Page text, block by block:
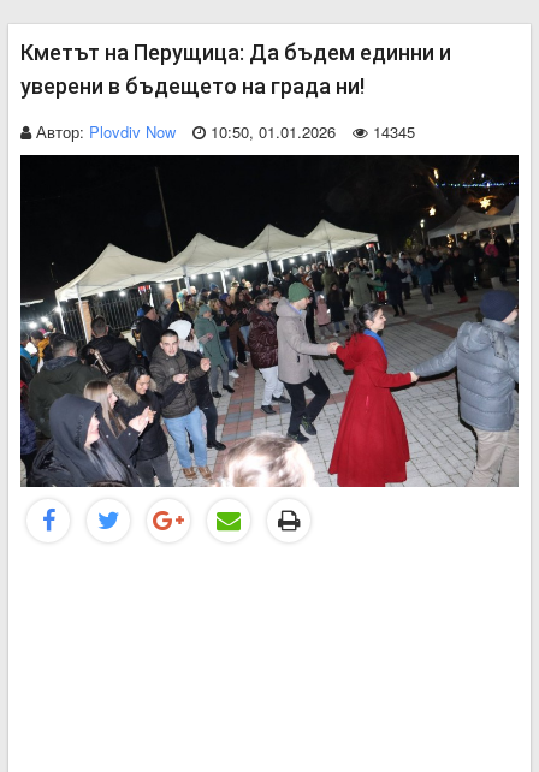
Кметът на Перущица: Да бъдем единни и
уверени в бъдещето на града ни!
Автор: Plovdiv Now 10:50, 01.01.2026 14345